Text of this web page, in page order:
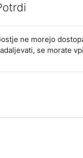
ne morejo
se morate